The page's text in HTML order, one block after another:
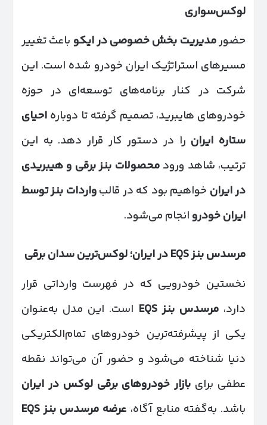
لوکس‌سواری
حضورمدیریت بخش خصوصی در ایکو باعث تغییر
مسیرهای استراتژیک ایران خودرو شده است. این
شرکت در کنار برنامه‌های توسعه‌ای در حوزه
خودروهای هایبرید، تصمیم گرفته تا دوباره احیای
ستاره ایران را در دستور کار قرار دهد. به این
ترتیب، شاهد ورودمحصولات بنز برقی و هیبریدی
در ایران خواهیم بود که در قالبواردات بنز توسط
ایران خودروانجام می‌شود.
مرسدس بنزEQS
در ایران؛ لوکس‌ترین سدان برقی
نخستین خودرویی که در فهرست وارداتی قرار
دارد،مرسدس بنزEQS
است. این مدل به‌عنوان
یکی از پیشرفته‌ترین خودروهای تمام‌الکتریکی
دنیا شناخته می‌شود و حضور آن می‌تواند نقطه
عطفی برای بازار خودروهای برقی لوکس در ایران
باشد. به‌گفته منابع آگاه، عرضه مرسدس بنزEQS